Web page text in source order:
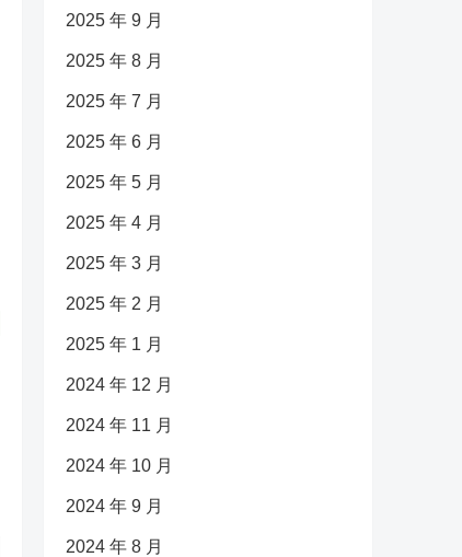
2025 年 9 月
2025 年 8 月
2025 年 7 月
2025 年 6 月
2025 年 5 月
2025 年 4 月
2025 年 3 月
2025 年 2 月
2025 年 1 月
2024 年 12 月
2024 年 11 月
2024 年 10 月
2024 年 9 月
2024 年 8 月